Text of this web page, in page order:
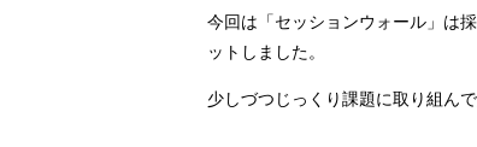
今回は「セッションウォール」は
ットしました。
少しづつじっくり課題に取り組ん